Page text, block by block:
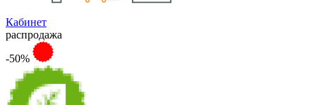
Кабинет
распродажа
-50%